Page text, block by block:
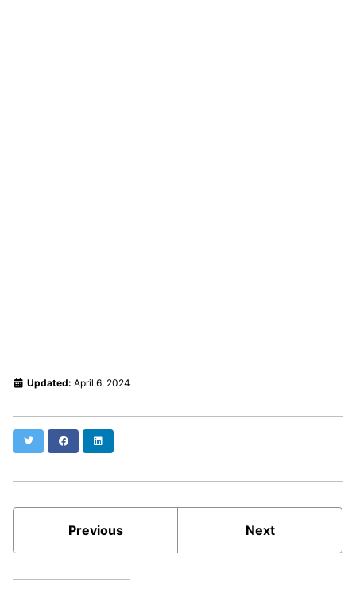
Updated: April 6, 2024
Twitter Facebook
Previous Next